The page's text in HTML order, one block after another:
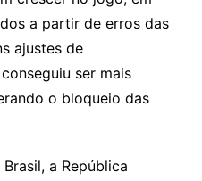
a partir de erros das
ajustes de
ser mais
o bloqueio das
a República